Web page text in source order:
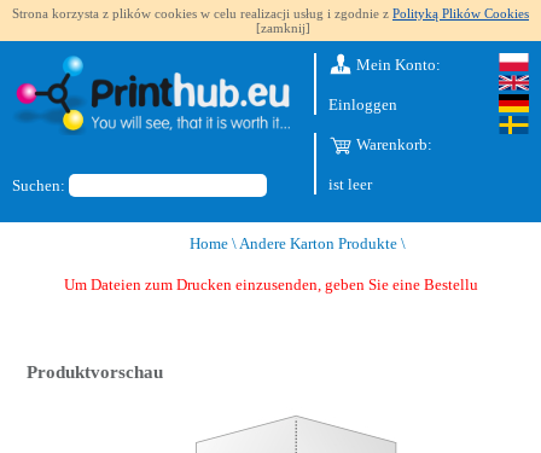
Strona korzysta z plików cookies w celu realizacji usług i zgodnie z Polityką Plików Cookies
[zamknij]
Suchen:
Mein Konto:
Einloggen
Warenkorb:
ist leer
Home\Andere Karton Produkte \
Um Dateien zum Drucken einzusenden, geben Sie eine Bestellung au
Produktvorschau